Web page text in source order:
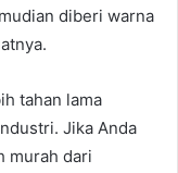
diberi warna
tahan lama
Jika Anda
murah dari